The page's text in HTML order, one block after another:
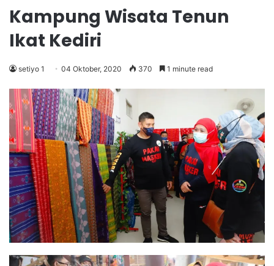
Kampung Wisata Tenun
Ikat Kediri
setiyo 1 04 Oktober, 2020 370 1 minute read